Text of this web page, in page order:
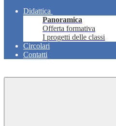
Didattica
Panoramica
Offerta formativa
I progetti delle classi
Circolari
Contatti